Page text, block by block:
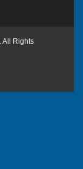
. All Rights